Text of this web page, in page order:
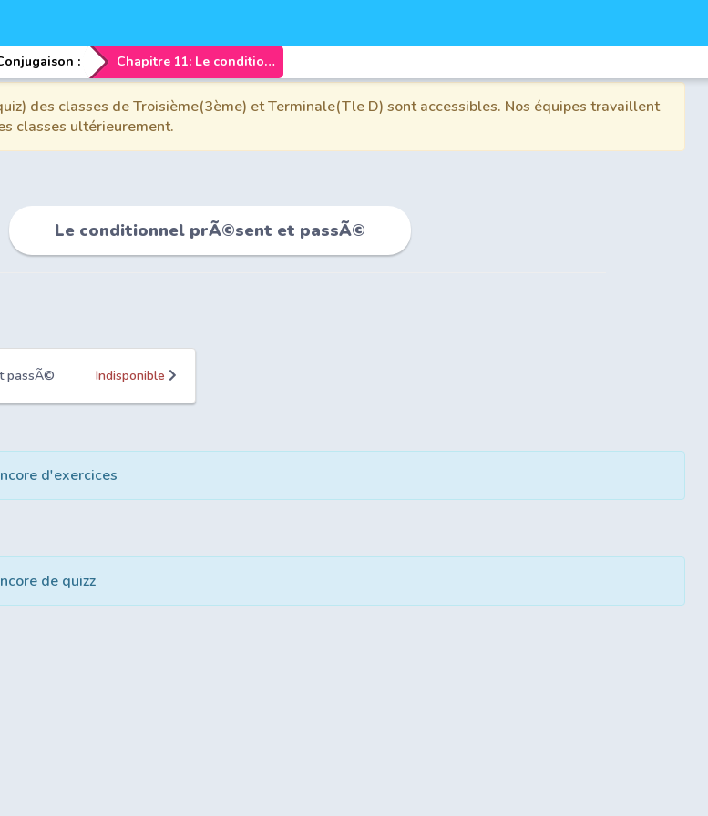
: Chapitre 11: Le conditionnel prÃ©sent et passÃ©
des classes de Troisième(3ème) et Terminale(Tle D) sont accessibles. Nos équipes travaillent
classes ultérieurement.
Le conditionnel prÃ©sent et passÃ©
passÃ© Indisponible
d'exercices
de quizz